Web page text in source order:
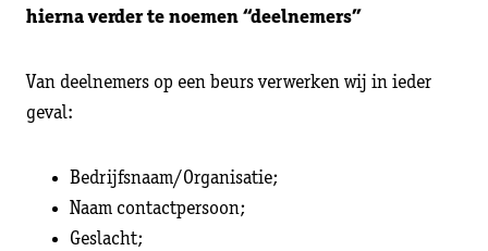
hierna verder te noemen “deelnemers”
Van deelnemers op een beurs verwerken wij in ieder
geval:
Bedrijfsnaam/Organisatie;
Naam contactpersoon;
Geslacht;